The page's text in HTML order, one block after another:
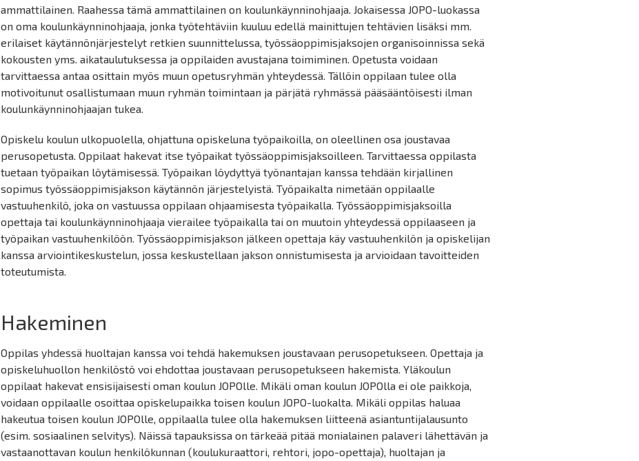
ammattilainen. Raahessa tämä ammattilainen on koulunkäynninohjaaja. Jokaisessa JOPO-luokassa
on oma koulunkäynninohjaaja, jonka työtehtäviin kuuluu edellä mainittujen tehtävien lisäksi mm.
erilaiset käytännönjärjestelyt retkien suunnittelussa, työssäoppimisjaksojen organisoinnissa sekä
kokousten yms. aikataulutuksessa ja oppilaiden avustajana toimiminen. Opetusta voidaan
tarvittaessa antaa osittain myös muun opetusryhmän yhteydessä. Tällöin oppilaan tulee olla
motivoitunut osallistumaan muun ryhmän toimintaan ja pärjätä ryhmässä pääsääntöisesti ilman
koulunkäynninohjaajan tukea.
Opiskelu koulun ulkopuolella, ohjattuna opiskeluna työpaikoilla, on oleellinen osa joustavaa
perusopetusta. Oppilaat hakevat itse työpaikat työssäoppimisjaksoilleen. Tarvittaessa oppilasta
tuetaan työpaikan löytämisessä. Työpaikan löydyttyä työnantajan kanssa tehdään kirjallinen
sopimus työssäoppimisjakson käytännön järjestelyistä. Työpaikalta nimetään oppilaalle
vastuuhenkilö, joka on vastuussa oppilaan ohjaamisesta työpaikalla. Työssäoppimisjaksoilla
opettaja tai koulunkäynninohjaaja vierailee työpaikalla tai on muutoin yhteydessä oppilaaseen ja
työpaikan vastuuhenkilöön. Työssäoppimisjakson jälkeen opettaja käy vastuuhenkilön ja opiskelijan
kanssa arviointikeskustelun, jossa keskustellaan jakson onnistumisesta ja arvioidaan tavoitteiden
toteutumista.
Hakeminen
Oppilas yhdessä huoltajan kanssa voi tehdä hakemuksen joustavaan perusopetukseen. Opettaja ja
opiskeluhuollon henkilöstö voi ehdottaa joustavaan perusopetukseen hakemista. Yläkoulun
oppilaat hakevat ensisijaisesti oman koulun JOPOlle. Mikäli oman koulun JOPOlla ei ole paikkoja,
voidaan oppilaalle osoittaa opiskelupaikka toisen koulun JOPO-luokalta. Mikäli oppilas haluaa
hakeutua toisen koulun JOPOlle, oppilaalla tulee olla hakemuksen liitteenä asiantuntijalausunto
(esim. sosiaalinen selvitys). Näissä tapauksissa on tärkeää pitää monialainen palaveri lähettävän ja
vastaanottavan koulun henkilökunnan (koulukuraattori, rehtori, jopo-opettaja), huoltajan ja